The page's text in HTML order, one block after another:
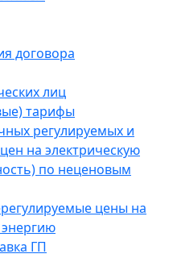
договора
лиц
тарифы
регулируемых и
на электрическую
по неценовым
цены на
ГП